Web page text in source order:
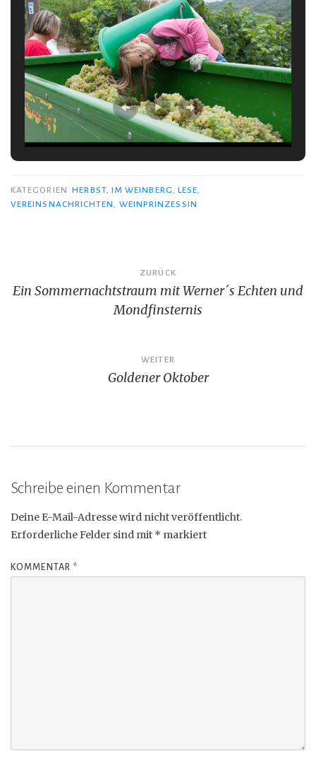
KATEGORIEN HERBST, IM WEINBERG, LESE,
VEREINSNACHRICHTEN, WEINPRINZESSIN
Beitragsnavigation
ZURÜCK
Ein Sommernachtstraum mit Werner´s Echten und
Mondfinsternis
WEITER
Goldener Oktober
Schreibe einen Kommentar
Deine E-Mail-Adresse wird nicht veröffentlicht.
Erforderliche Felder sind mit * markiert
KOMMENTAR *